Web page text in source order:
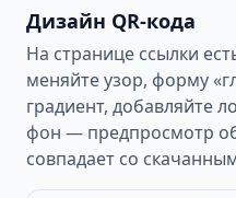
Дизайн QR-кода
На странице ссылки
меняйте узор, форму
градиент, добавляйте
фон — предпросмотр
совпадает со